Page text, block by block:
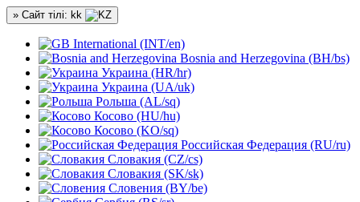
» Сайт тілі: kk
International (INT/en)
Bosnia and Herzegovina (BH/bs)
Украина (HR/hr)
Украина (UA/uk)
Рольша (AL/sq)
Косово (HU/hu)
Косово (KO/sq)
Российская Федерация (RU/ru)
Словакия (CZ/cs)
Словакия (SK/sk)
Словения (BY/be)